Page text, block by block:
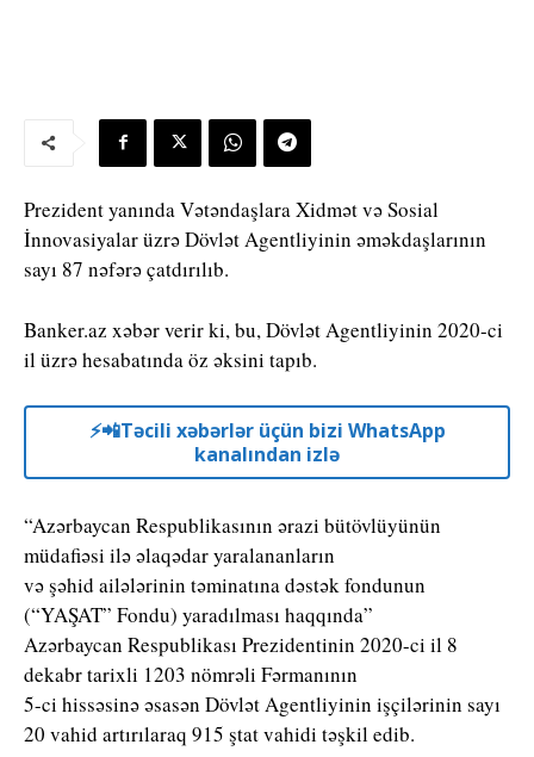
Prezident yanında Vətəndaşlara Xidmət və Sosial
İnnovasiyalar üzrə Dövlət Agentliyinin əməkdaşlarının
sayı 87 nəfərə çatdırılıb.
Banker.az xəbər verir ki, bu, Dövlət Agentliyinin 2020-ci
il üzrə hesabatında öz əksini tapıb.
⚡️📲Təcili xəbərlər üçün bizi WhatsApp
kanalından izlə
“Azərbaycan Respublikasının ərazi bütövlüyünün
müdafiəsi ilə əlaqədar yaralananların
və şəhid ailələrinin təminatına dəstək fondunun
(“YAŞAT” Fondu) yaradılması haqqında”
Azərbaycan Respublikası Prezidentinin 2020-ci il 8
dekabr tarixli 1203 nömrəli Fərmanının
5-ci hissəsinə əsasən Dövlət Agentliyinin işçilərinin sayı
20 vahid artırılaraq 915 ştat vahidi təşkil edib.